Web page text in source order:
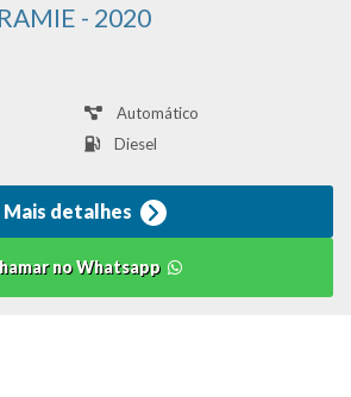
- 2020
Automático
Diesel
Mais detalhes
no Whatsapp